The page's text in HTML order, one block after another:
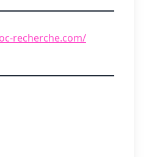
recherche.com/